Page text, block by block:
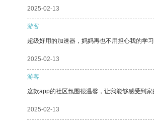
2025-02-13
游客
超级好用的加速器，妈妈再也不用担心我的学习
2025-02-13
游客
这款app的社区氛围很温馨，让我能够感受到家
2025-02-13